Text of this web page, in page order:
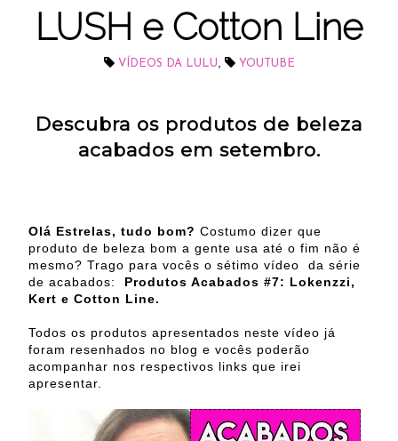
LUSH e Cotton Line
VÍDEOS DA LULU, YOUTUBE
Descubra os produtos de beleza
acabados em setembro.
Olá Estrelas, tudo bom? Costumo dizer que
produto de beleza bom a gente usa até o fim não é
mesmo? Trago para vocês o sétimo vídeo da série
de acabados:
Produtos Acabados #7: Lokenzzi,
Kert e Cotton Line.
Todos os produtos apresentados neste vídeo já
foram resenhados no blog e vocês poderão
acompanhar nos respectivos links que irei
apresentar.